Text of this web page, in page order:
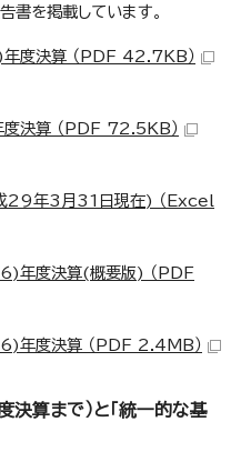
書を掲載しています。
度決算 （PDF 42.7KB）
決算 （PDF 72.5KB）
29年3月31日現在) （Excel
年度決算(概要版) （PDF
年度決算 （PDF 2.4MB）
算まで）と「統一的な基